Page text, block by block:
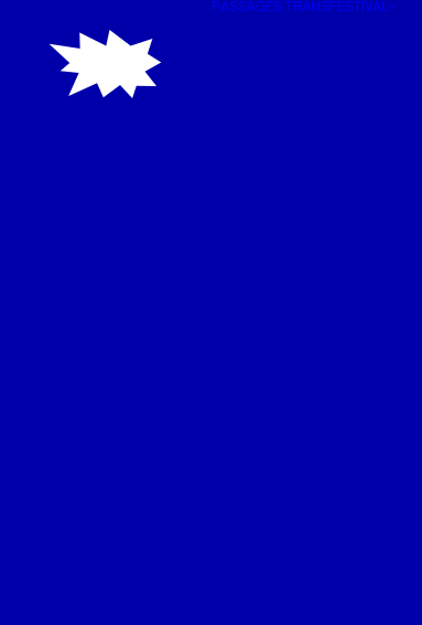
PASSAGES TRANSFESTIVAL
Panneau de gestion des cookies